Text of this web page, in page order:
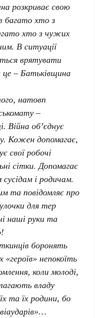
розкриває свою
багато хто з
хто з чужих
В ситуації
врятувати
це – Батьківщина
натовп
–
Війна об’єднує
Кожен допомагає,
свої робочі
сітки. Допомагає
і родичам.
та повідомляє про
для тер
наші руки та
боронять
«героїв» непокоїть
коли молоді,
владу
та їх родини, бо